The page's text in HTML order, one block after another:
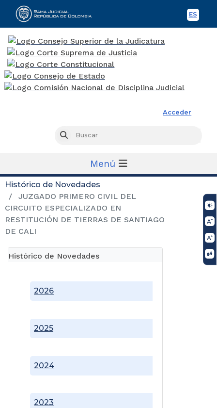
ES
Acceder
Buscar
Menú
Histórico de Novedades
JUZGADO PRIMERO CIVIL DEL
CIRCUITO ESPECIALIZADO EN
RESTITUCIÓN DE TIERRAS DE SANTIAGO
DE CALI
Histórico de Novedades
2023
2024
2025
2026